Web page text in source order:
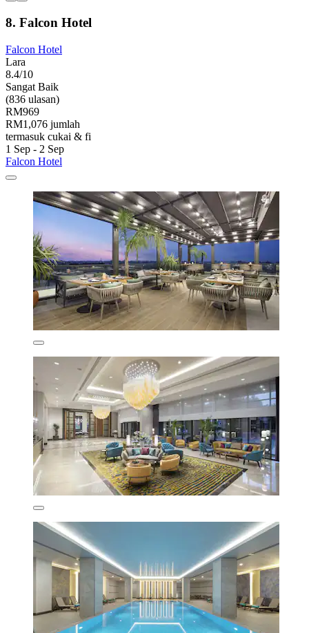
8. Falcon Hotel
Falcon Hotel
Lara
8.4/10
Sangat Baik
(836 ulasan)
RM969
RM1,076 jumlah
termasuk cukai & fi
1 Sep - 2 Sep
Falcon Hotel